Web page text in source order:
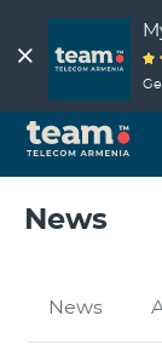
News
News